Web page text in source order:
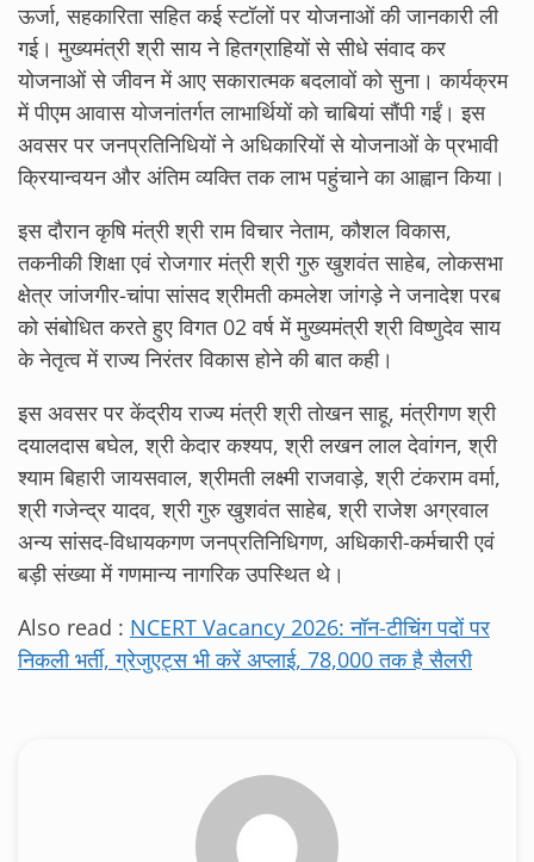
ऊर्जा, सहकारिता सहित कई स्टॉलों पर योजनाओं की जानकारी ली
गई। मुख्यमंत्री श्री साय ने हितग्राहियों से सीधे संवाद कर
योजनाओं से जीवन में आए सकारात्मक बदलावों को सुना। कार्यक्रम
में पीएम आवास योजनांतर्गत लाभार्थियों को चाबियां सौंपी गईं। इस
अवसर पर जनप्रतिनिधियों ने अधिकारियों से योजनाओं के प्रभावी
क्रियान्वयन और अंतिम व्यक्ति तक लाभ पहुंचाने का आह्वान किया।
इस दौरान कृषि मंत्री श्री राम विचार नेताम, कौशल विकास,
तकनीकी शिक्षा एवं रोजगार मंत्री श्री गुरु खुशवंत साहेब, लोकसभा
क्षेत्र जांजगीर-चांपा सांसद श्रीमती कमलेश जांगड़े ने जनादेश परब
को संबोधित करते हुए विगत 02 वर्ष में मुख्यमंत्री श्री विष्णुदेव साय
के नेतृत्व में राज्य निरंतर विकास होने की बात कही।
इस अवसर पर केंद्रीय राज्य मंत्री श्री तोखन साहू, मंत्रीगण श्री
दयालदास बघेल, श्री केदार कश्यप, श्री लखन लाल देवांगन, श्री
श्याम बिहारी जायसवाल, श्रीमती लक्ष्मी राजवाड़े, श्री टंकराम वर्मा,
श्री गजेन्द्र यादव, श्री गुरु खुशवंत साहेब, श्री राजेश अग्रवाल
अन्य सांसद-विधायकगण जनप्रतिनिधिगण, अधिकारी-कर्मचारी एवं
बड़ी संख्या में गणमान्य नागरिक उपस्थित थे।
Also read : NCERT Vacancy 2026: नॉन-टीचिंग पदों पर
निकली भर्ती, ग्रेजुएट्स भी करें अप्लाई, 78,000 तक है सैलरी